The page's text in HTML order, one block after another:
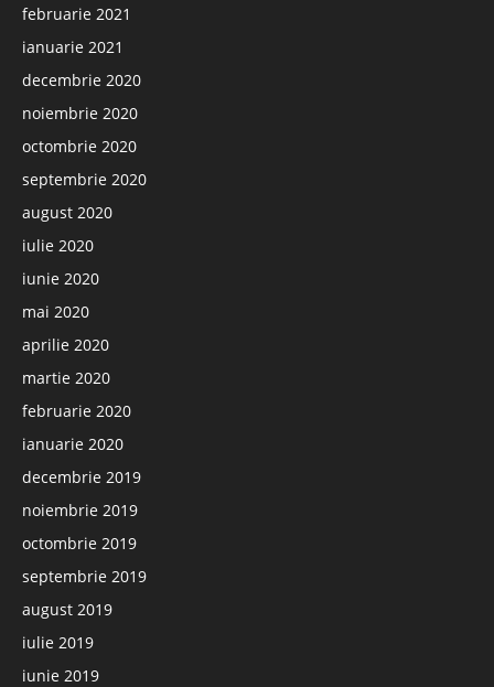
februarie 2021
ianuarie 2021
decembrie 2020
noiembrie 2020
octombrie 2020
septembrie 2020
august 2020
iulie 2020
iunie 2020
mai 2020
aprilie 2020
martie 2020
februarie 2020
ianuarie 2020
decembrie 2019
noiembrie 2019
octombrie 2019
septembrie 2019
august 2019
iulie 2019
iunie 2019